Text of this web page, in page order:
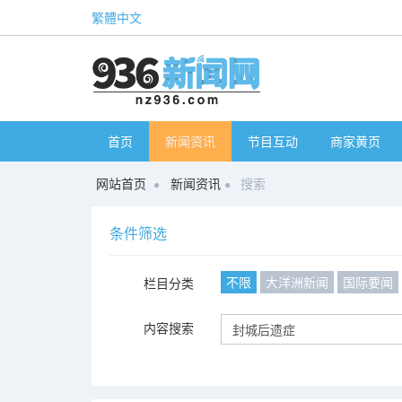
繁體中文
首页 新闻资讯 节目互动 商家黄页
网站首页 新闻资讯 搜索
条件筛选
栏目分类 不限 大洋洲新闻 国际要闻
内容搜索